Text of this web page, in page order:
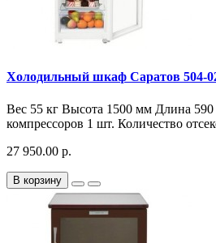
Холодильный шкаф Саратов 504-
Вес 55 кг Высота 1500 мм Длина
компрессоров 1 шт. Количество
27 950.00 р.
В корзину